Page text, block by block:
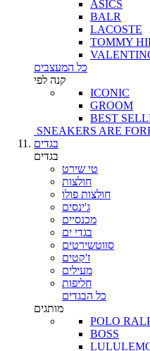
ASICS
BALR
LACOSTE
TOMMY
כל המעצבים
קנה לפי
ICONIC
GROOM
BEST
SNEAKERS ARE
בגדים
בגדים
טי שירט
חולצות
חולצות פולו
ג'ינסים
מכנסיים
בגדי ים
סווטשירטים
ז'קטים
מעילים
חליפות
כל הבגדים
מותגים
POLO
BOSS